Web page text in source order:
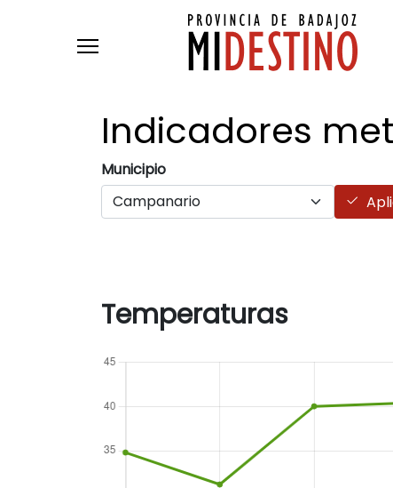
Pasar al contenido principal
Indicadores
Municipio
Temperaturas